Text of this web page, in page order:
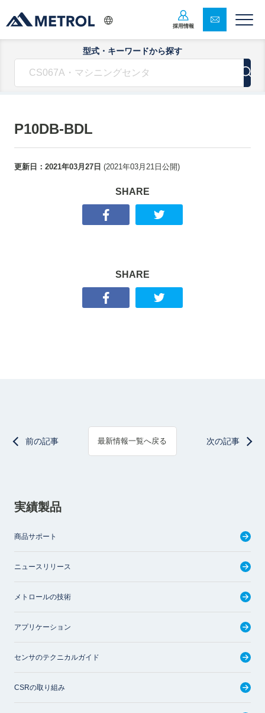
採用情報
型式・キーワードから探す
P10DB-BDL
更新日： 2021年03月27日 (2021年03月21日 公開)
SHARE
SHARE
前の記事 最新情報一覧へ戻る 次の記事
実績製品
商品サポート
ニュースリリース
メトロールの技術
アプリケーション
センサのテクニカルガイド
CSRの取り組み